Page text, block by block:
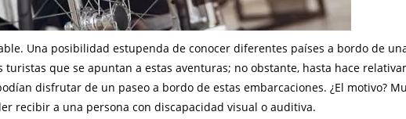
Una posibilidad estupenda de conocer diferentes países a bordo de
que se apuntan a estas aventuras; no obstante, hasta hace
disfrutar de un paseo a bordo de estas embarcaciones. ¿El motivo?
recibir a una persona con discapacidad visual o auditiva.